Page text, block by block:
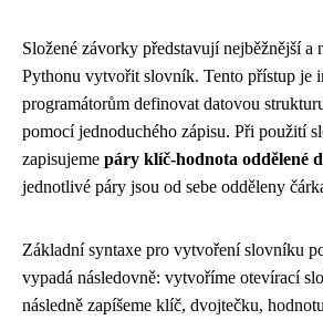
Složené závorky představují nejběžnější a
Pythonu vytvořit slovník. Tento přístup je
programátorům definovat datovou
pomocí jednoduchého zápisu. Při použití
zapisujeme páry klíč-hodnota oddělené
jednotlivé páry jsou od sebe odděleny
Základní syntaxe pro vytvoření slovníku
vypadá následovně: vytvoříme otevírací
následně zapíšeme klíč, dvojtečku,